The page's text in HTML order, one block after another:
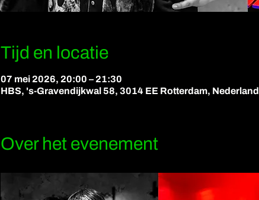
Tijd en locatie
07 mei 2026, 20:00 – 21:30
HBS, 's-Gravendijkwal 58, 3014 EE Rotterdam, Nederland
Over het evenement